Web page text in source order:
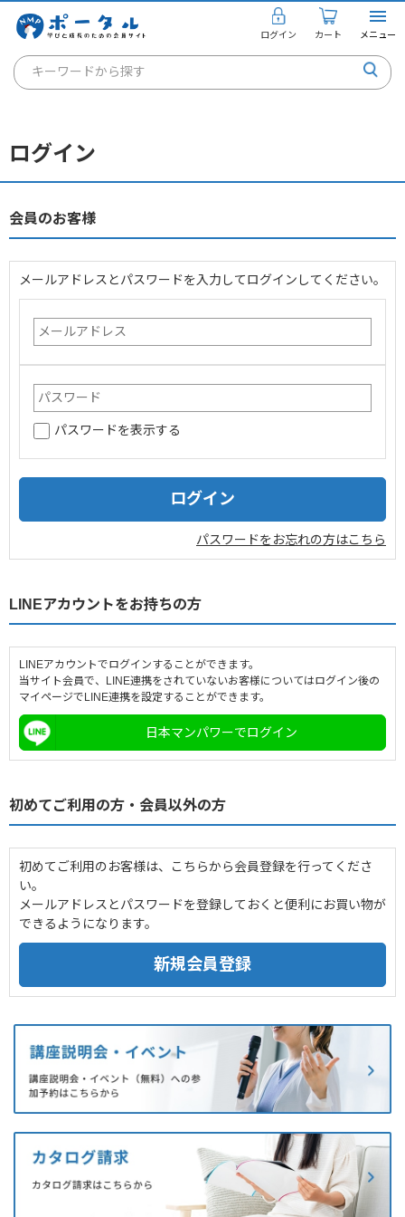
ログイン カート メニュー
キーワードから探す
通信講座
講座を探す
個人のお客様
法人のお客様
企業情報
採用情報
ログイン
会員のお客様
メールアドレスとパスワードを入力してログインしてください。
パスワードを表示する
パスワードをお忘れの方はこちら
LINEアカウントをお持ちの方
LINEアカウントでログインすることができます。
当サイト会員で、LINE連携をされていないお客様についてはログイン後の
マイページでLINE連携を設定することができます。
日本マンパワーでログイン
初めてご利用の方・会員以外の方
初めてご利用のお客様は、こちらから会員登録を行ってくださ
い。
メールアドレスとパスワードを登録しておくと便利にお買い物が
できるようになります。